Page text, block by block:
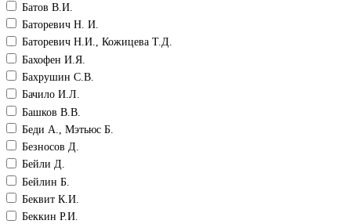
Батов В.И.
Баторевич Н. И.
Баторевич Н.И., Кожицева Т.Д.
Бахофен И.Я.
Бахрушин С.В.
Бачило И.Л.
Башков В.В.
Беди А., Мэтьюс Б.
Безносов Д.
Бейли Д.
Бейлин Б.
Беквит К.И.
Беккин Р.И.